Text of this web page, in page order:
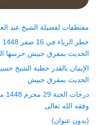
مقتطفات لفضيلة الشيخ عبد
الحديث بمفرق حبيش حرسها
الحديث بمفرق حبيش
وفقه الله تعالى
(بدون عنوان)